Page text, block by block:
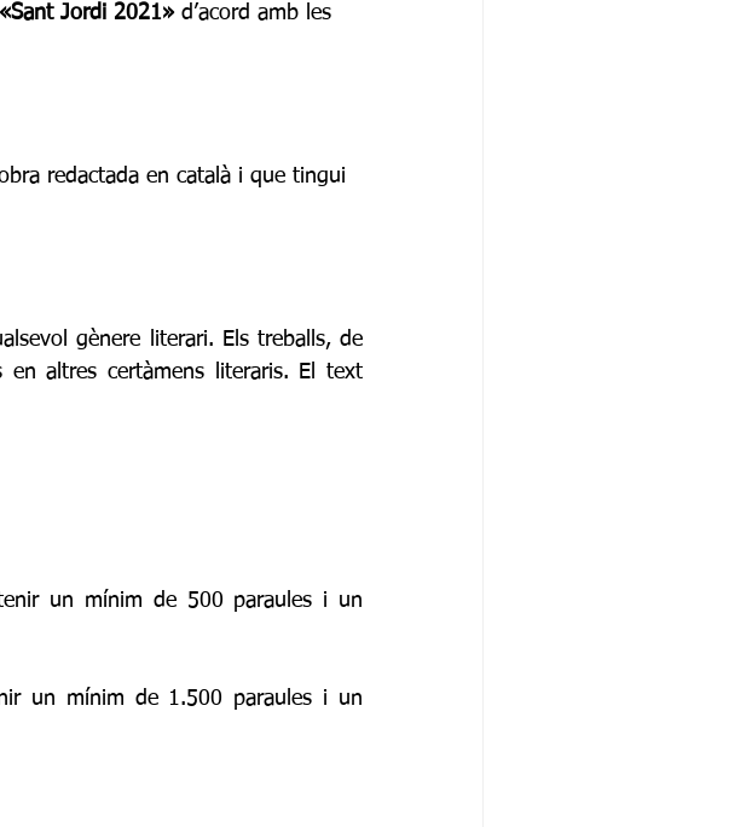
Jordi 2021» d’acord amb les
redactada en català i que tingui
gènere literari. Els treballs, de
altres certàmens literaris. El text
un mínim de 500 paraules i un
un mínim de 1.500 paraules i un